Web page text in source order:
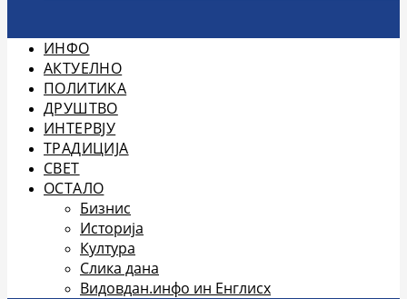
ИНФО
АКТУЕЛНО
ПОЛИТИКА
ДРУШТВО
ИНТЕРВЈУ
ТРАДИЦИЈА
СВЕТ
ОСТАЛО
Бизнис
Историја
Култура
Слика дана
Видовдан.инфо ин Енглисх